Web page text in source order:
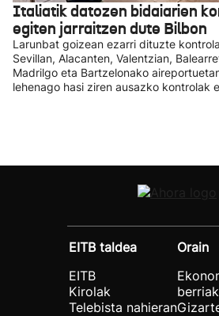
Italiatik datozen bidaiarien
egiten jarraitzen dute Bilbon
Larunbat goizean ezarri dituzte
Sevillan, Alacanten, Valentzian,
Madrilgo eta Bartzelonako
lehenago hasi ziren ausazko kontrolak
EITB taldea
EITB
Kirolak
Telebista nahieran
Orain
berriak